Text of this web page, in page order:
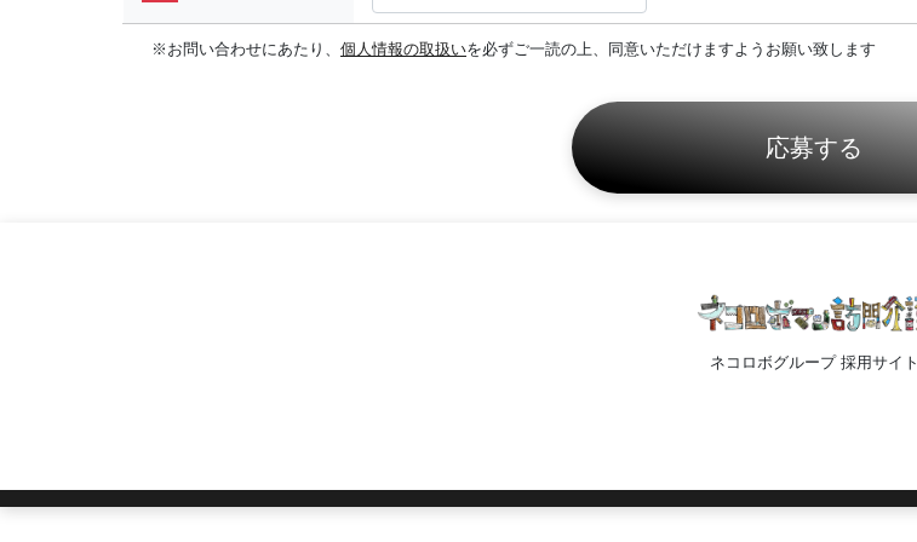
※お問い合わせにあたり、 個人情報の取扱いを必ずご一読の上、同意いただけますようお願い致します
ネコロボグループ 採用サイト